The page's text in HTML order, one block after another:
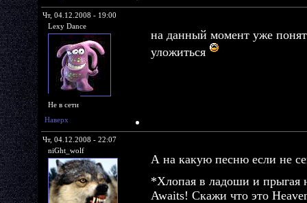
Чт, 04.12.2008 - 19:00
Lexy Dance
Не в сети
на данный момент уже
уложиться
Наверх
Чт, 04.12.2008 - 22:07
niGht_wolf
А на какую песню если не
*Хлопая в ладоши и прыгая
Awaits! Скажи что это